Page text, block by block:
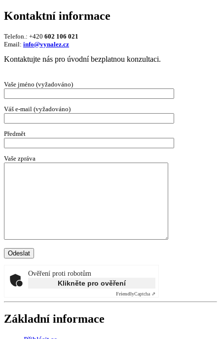
Kontaktní informace
Telefon.: +420 602 106 021
Email: info@vynalez.cz
Kontaktujte nás pro úvodní bezplatnou konzultaci.
Vaše jméno (vyžadováno)
Váš e-mail (vyžadováno)
Předmět
Vaše zpráva
Ověření proti robotům
Klikněte pro ověření
FriendlyCaptcha ⇗
Základní informace